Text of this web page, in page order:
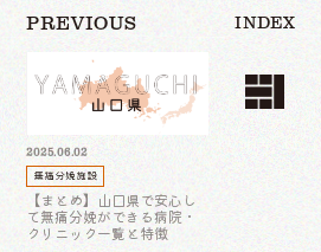
2025.06.02
無痛分娩施設
【まとめ】山口県で安心し
て無痛分娩ができる病院・
クリニック一覧と特徴
INDEX